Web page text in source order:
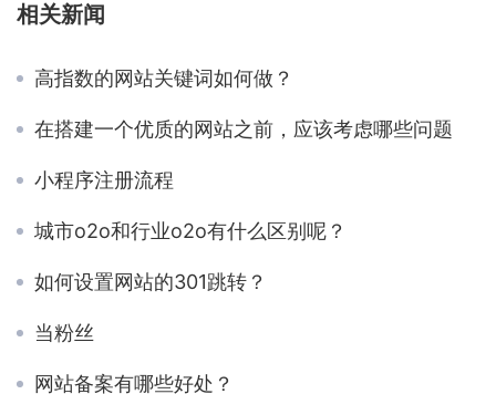
相关新闻
高指数的网站关键词如何做？
在搭建一个优质的网站之前，应该考虑哪些问题
小程序注册流程
城市o2o和行业o2o有什么区别呢？
如何设置网站的301跳转？
当粉丝
网站备案有哪些好处？